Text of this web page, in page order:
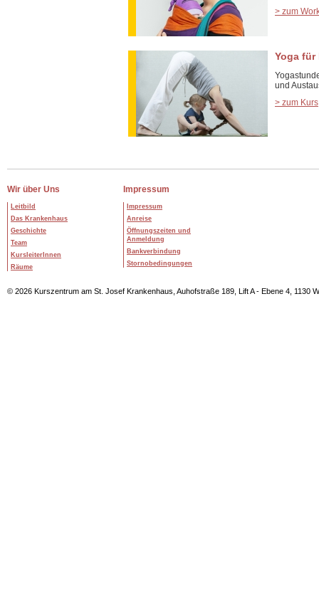
> zum
Yoga für
und
> zum Kurs
Wir über Uns
Leitbild
Das Krankenhaus
Geschichte
Team
KursleiterInnen
Räume
Impressum
Impressum
Anreise
Öffnungszeiten und
Anmeldung
Bankverbindung
Stornobedingungen
© 2026 Kurszentrum am St. Josef Krankenhaus, Auhofstraße 189, Lift A - Ebene 4, 1130